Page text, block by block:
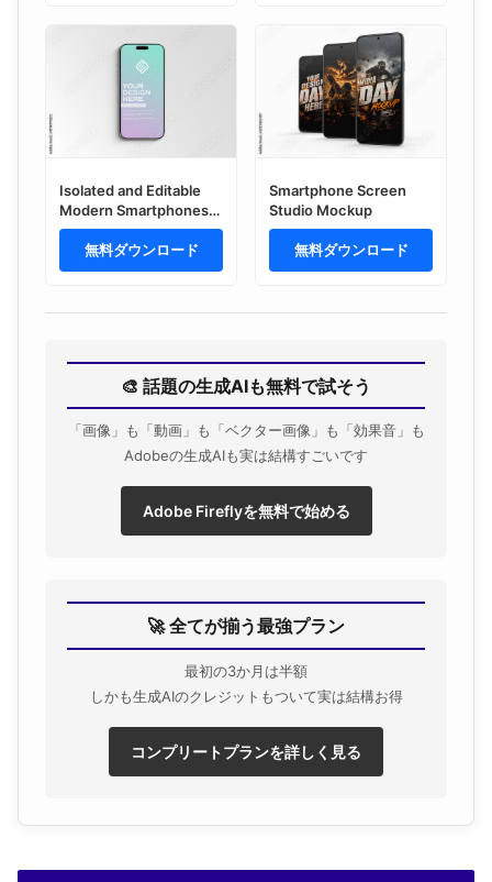
Isolated and Editable
Modern Smartphones
Mockup
無料ダウンロード
Smartphone Screen
Studio Mockup
無料ダウンロード
🎨 話題の生成AIも無料で試そう
「画像」も「動画」も「ベクター画像」も「効果音」も
Adobeの生成AIも実は結構すごいです
Adobe Fireflyを無料で始める
🚀 全てが揃う最強プラン
最初の3か月は半額
しかも生成AIのクレジットもついて実は結構お得
コンプリートプランを詳しく見る